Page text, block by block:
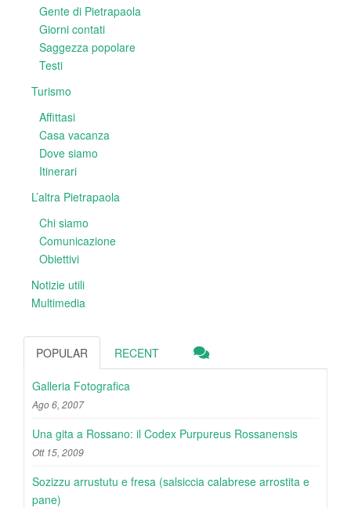
Gente di Pietrapaola
Giorni contati
Saggezza popolare
Testi
Turismo
Affittasi
Casa vacanza
Dove siamo
Itinerari
L’altra Pietrapaola
Chi siamo
Comunicazione
Obiettivi
Notizie utili
Multimedia
POPULAR RECENT
Galleria Fotografica
Ago 6, 2007
Una gita a Rossano: il Codex Purpureus Rossanensis
Ott 15, 2009
Sozizzu arrustutu e fresa (salsiccia calabrese arrostita e
pane)